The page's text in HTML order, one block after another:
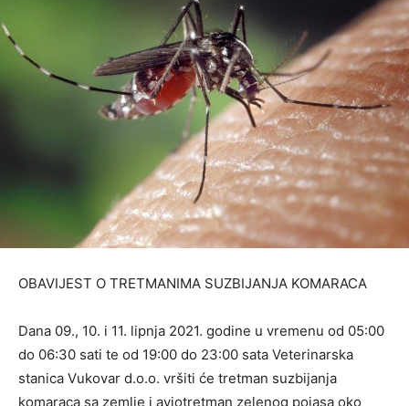
OBAVIJEST O TRETMANIMA SUZBIJANJA KOMARACA
Dana 09., 10. i 11. lipnja 2021. godine u vremenu od 05:00
do 06:30 sati te od 19:00 do 23:00 sata Veterinarska
stanica Vukovar d.o.o. vršiti će tretman suzbijanja
komaraca sa zemlje i aviotretman zelenog pojasa oko